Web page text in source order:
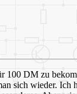
100 DM zu
sich wieder. Ich